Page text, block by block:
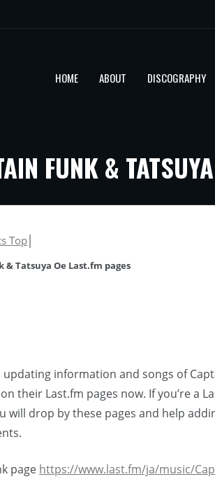
HOME ABOUT DISCOGRAPHY
FUNK &
Top
& Tatsuya Oe Last.fm pages
updating information and songs of
their Last.fm pages now. If you’re a
will drop by these pages and help
page https://www.last.fm/ja/music/